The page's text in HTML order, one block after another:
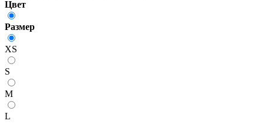
Цвет
Размер
XS
S
M
L